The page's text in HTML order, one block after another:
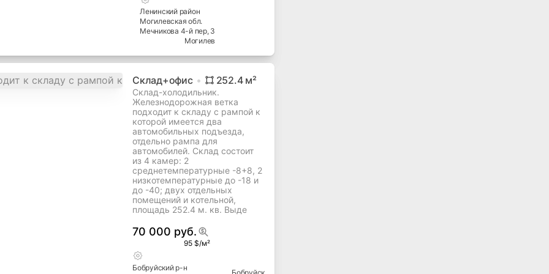
Офис 372.2
✅ Продаётся этаж 372,2 м² с
арендатором и усиленной
инженерией у Дворца
гимнастики и ТЦ «Крыница»
523 000 руб.
480 $/м²
Ленинскийрайон
Могилевскаяобл.
Мечникова 4-й пер, 3
Могилев
Склад+офис 252.4м²
Склад-холодильник.
Железнодорожная ветка
подходит к складу с рампой к
автомобильных подъезда,
отдельно рампа для
автомобилей. Склад состоит
из 4 камер: 2